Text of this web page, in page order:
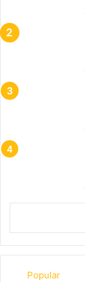
Popular